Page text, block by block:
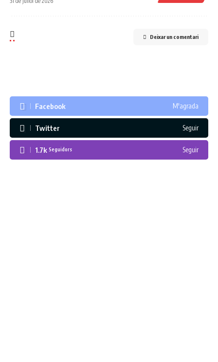
Deixar un comentari
Facebook M'agrada
Twitter Seguir
1.7k Seguidors Seguir